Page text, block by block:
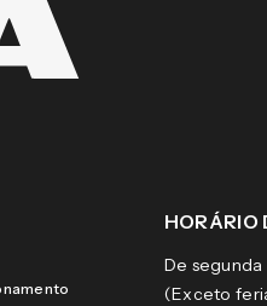
HORÁRIO
De segunda
(Exceto